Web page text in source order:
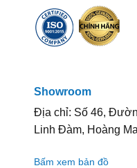
Showroom
Địa chỉ: Số 46,
Linh Đàm, Hoàng
Bấm xem bản đồ